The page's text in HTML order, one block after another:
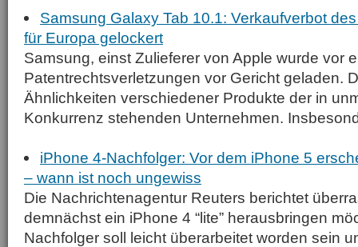
Samsung Galaxy Tab 10.1: Verkaufverbot
für Europa gelockert
Samsung, einst Zulieferer von Apple wurde vor
Patentrechtsverletzungen vor Gericht geladen.
Ähnlichkeiten verschiedener Produkte der in
Konkurrenz stehenden Unternehmen.
iPhone 4-Nachfolger: Vor dem iPhone 5
– wann ist noch ungewiss
Die Nachrichtenagentur Reuters berichtet
demnächst ein iPhone 4 “lite” herausbringen
Nachfolger soll leicht überarbeitet worden sein